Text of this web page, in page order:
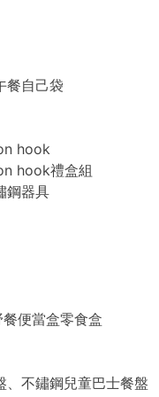
餐自己袋
hook
hook禮盒組
鋼器具
便當盒零食盒
、不鏽鋼兒童巴士餐盤